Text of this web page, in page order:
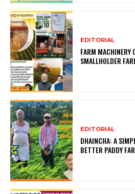
EDITORIAL
FARM MACHINERY
SMALLHOLDER
EDITORIAL
DHAINCHA: A
BETTER PADDY